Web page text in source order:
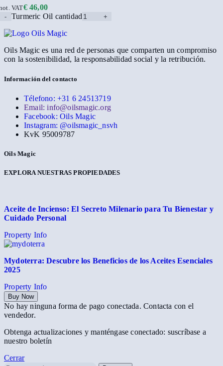
€46,00
VAT
Turmeric Oil cantidad
Oils Magic es una red de personas que comparten un compromiso
con la sostenibilidad, la responsabilidad social y la retribución.
Información del contacto
Télefono: +31 6 24513719
Email: info@oilsmagic.org
Facebook: Oils Magic
Instagram: @oilsmagic_nsvh
KvK 95009787
Oils Magic
EXPLORA NUESTRAS PROPIEDADES
Aceite de Incienso: El Secreto Milenario para Tu Bienestar y
Cuidado Personal
Property Info
Mydoterra: Descubre los Beneficios de los Aceites Esenciales
2025
Property Info
Buy Now
No hay ninguna forma de pago conectada. Contacta con el
vendedor.
Obtenga actualizaciones y manténgase conectado: suscríbase a
nuestro boletín
Cerrar